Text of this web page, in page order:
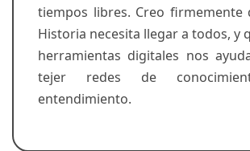
tiempos libres. Creo firmemente
Historia necesita llegar a todos, y
herramientas digitales nos
tejer redes de
entendimiento.